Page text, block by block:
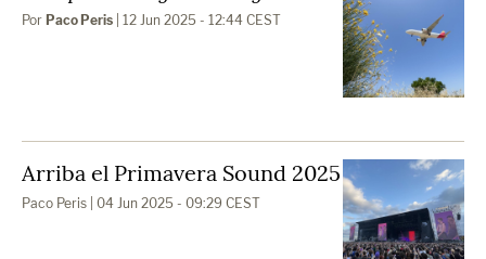
Por Paco Peris | 12 Jun 2025 - 12:44 CEST
Arriba el Primavera Sound 2025
Paco Peris | 04 Jun 2025 - 09:29 CEST